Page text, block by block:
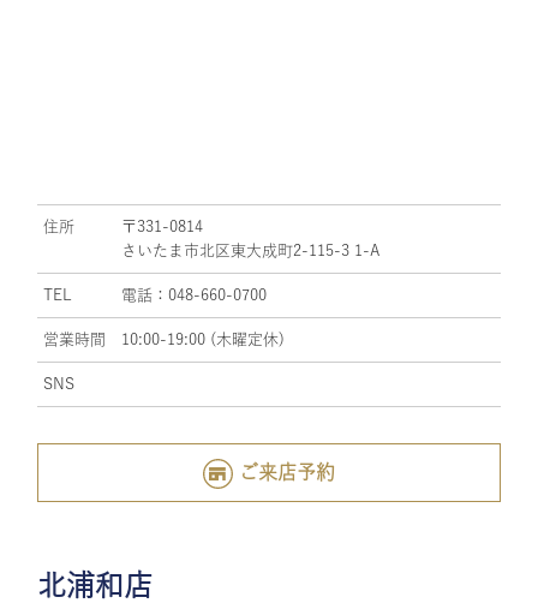
住所
〒331-0814
さいたま市北区東大成町2-115-3 1-A
TEL 電話：048-660-0700
営業時間 10:00-19:00 (木曜定休)
SNS
ご来店予約
北浦和店